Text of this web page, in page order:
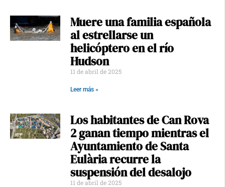
Muere una familia española
al estrellarse un
helicóptero en el río
Hudson
11 de abril de 2025
Leer más »
Los habitantes de Can Rova
2 ganan tiempo mientras el
Ayuntamiento de Santa
Eulària recurre la
suspensión del desalojo
11 de abril de 2025